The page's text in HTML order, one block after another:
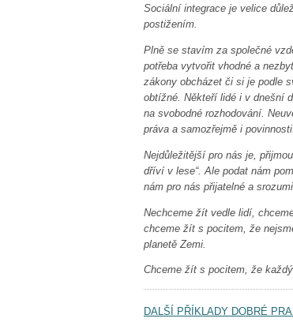
Sociální integrace je velice
postižením.
Plně se stavím za společné
potřeba vytvořit vhodné a
zákony obcházet či si je podle
obtížné. Někteří lidé i v dnešní
na svobodné rozhodování.
práva a samozřejmě i
Nejdůležitější pro nás je,
dříví v lese“. Ale podat nám
nám pro nás přijatelné a
Nechceme žít vedle lidí,
chceme žít s pocitem, že
planetě Zemi.
Chceme žít s pocitem, že
DALŠÍ PŘÍKLADY DOBRÉ